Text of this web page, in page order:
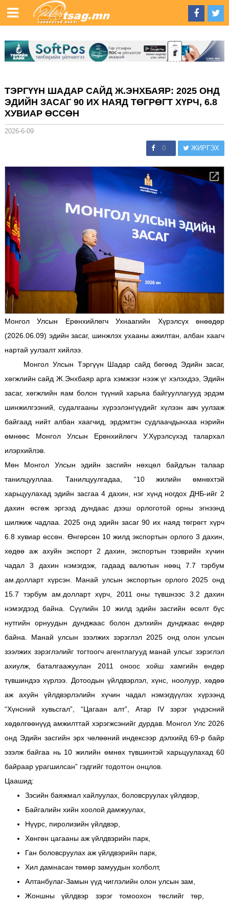
ТЭРГҮҮН ШАДАР САЙД Ж.ЭНХБАЯР: 2025 ОНД
ЭДИЙН ЗАСАГ 90 ИХ НАЯД ТӨГРӨГТ ХҮРЧ, 6.8
ХУВИАР ӨССӨН
2026-6-09
0 ЖИРГЭХ
Монгол Улсын Ерөнхийлөгч Ухнаагийн Хүрэлсүх өнөөдөр
(2026.06.09) эдийн засаг, шинжлэх ухааны ажилтан, албан хаагч
нартай уулзалт хийлээ.
Монгол Улсын Тэргүүн Шадар сайд бөгөөд Эдийн засаг,
хөгжлийн сайд Ж.Энхбаяр арга хэмжээг нээж үг хэлэхдээ, Эдийн
засаг, хөгжлийн яам болон түүний харьяа байгууллагууд эрдэм
шинжилгээний, судалгааны хүрээлэнгүүдийг хүлээн авч уулзаж
байгаад нийт албан хаагчид, эрдэмтэн судлаачдынхаа нэрийн
өмнөөс Монгол Улсын Ерөнхийлөгч У.Хүрэлсүхэд талархал
илэрхийлэв.
Мөн Монгол Улсын эдийн засгийн нөхцөл байдлын талаар
танилцууллаа. Танилцуулгадаа, “10 жилийн өмнөхтэй
харьцуулахад эдийн засгаа 4 дахин, нэг хүнд ногдох ДНБ-ийг 2
дахин өсгөж эргээд дундаас дээш орлоготой орны эгнээнд
шилжиж чадлаа. 2025 онд эдийн засаг 90 их наяд төгрөгт хүрч
6.8 хувиар өссөн. Өнгөрсөн 10 жилд экспортын орлого 3 дахин,
хөдөө аж ахуйн экспорт 2 дахин, экспортын тээврийн хүчин
чадал 3 дахин нэмэгдэж, гадаад валютын нөөц 7.7 тэрбум
ам.долларт хүрсэн. Манай улсын экспортын орлого 2025 онд
15.7 тэрбум ам.долларт хүрч, 2011 оны түвшнээс 3.2 дахин
нэмэгдээд байна. Сүүлийн 10 жилд эдийн засгийн өсөлт бүс
нутгийн орнуудын дунджаас болон дэлхийн дунджаас өндөр
байна. Манай улсын зээлжих зэрэглэл 2025 онд олон улсын
зээлжих зэрэглэлийг тогтоогч агентлагууд манай улсыг зэрэглэл
ахиулж, баталгаажуулан 2011 оноос хойш хамгийн өндөр
түвшиндээ хүрлээ. Дотоодын үйлдвэрлэл, хүнс, ноолуур, хөдөө
аж ахуйн үйлдвэрлэлийн хүчин чадал нэмэгдүүлэх хүрээнд
“Хүнсний хувьсгал”, “Цагаан алт”, Атар IV зэрэг үндэсний
хөдөлгөөнүүд амжилттай хэрэгжсэнийг дурдав. Монгол Улс 2026
онд Эдийн засгийн эрх чөлөөний индексээр дэлхийд 69-р байр
эзэлж байгаа нь 10 жилийн өмнөх түвшинтэй харьцуулахад 60
байраар урагшилсан” гэдгийг тодотгон онцлов.
Цаашид:
Зэсийн баяжмал хайлуулах, боловсруулах үйлдвэр,
Байгалийн хийн хоолой дамжуулах,
Нүүрс, пиролизийн үйлдвэр,
Хөнгөн цагааны аж үйлдвэрийн парк,
Ган боловсруулах аж үйлдвэрийн парк,
Хил дамнасан төмөр замуудын холболт,
Алтанбулаг-Замын үүд чиглэлийн олон улсын зам,
Жоншны үйлдвэр зэрэг томоохон төслийг төр,